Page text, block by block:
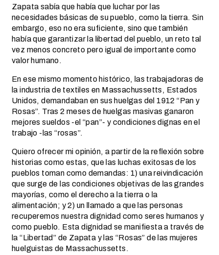
Zapata sabía que había que luchar por las
necesidades básicas de su pueblo, como la tierra. Sin
embargo, eso no era suficiente, sino que también
había que garantizar la libertad del pueblo, un reto tal
vez menos concreto pero igual de importante como
valor humano.
En ese mismo momento histórico, las trabajadoras de
la industria de textiles en Massachussetts, Estados
Unidos, demandaban en sus huelgas del 1912 “Pan y
Rosas”. Tras 2 meses de huelgas masivas ganaron
mejores sueldos -el “pan”- y condiciones dignas en el
trabajo -las “rosas”.
Quiero ofrecer mi opinión, a partir de la reflexión sobre
historias como estas, que las luchas exitosas de los
pueblos toman como demandas: 1) una reivindicación
que surge de las condiciones objetivas de las grandes
mayorías, como el derecho a la tierra o la
alimentación; y 2) un llamado a que las personas
recuperemos nuestra dignidad como seres humanos y
como pueblo. Esta dignidad se manifiesta a través de
la “Libertad” de Zapata y las “Rosas” de las mujeres
huelguistas de Massachussetts.